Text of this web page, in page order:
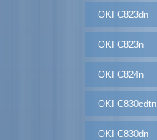
OKI C823dn
OKI C823n
OKI C824n
OKI C830cdtn
OKI C830dn